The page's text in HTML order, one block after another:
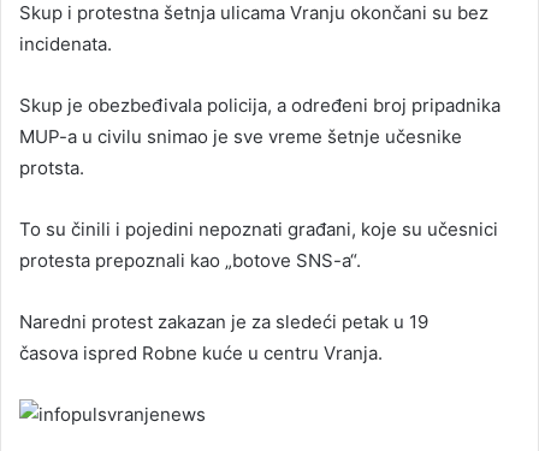
Skup i protestna šetnja ulicama Vranju okončani su bez
incidenata.
Skup je obezbeđivala policija, a određeni broj pripadnika
MUP-a u civilu snimao je sve vreme šetnje učesnike
protsta.
To su činili i pojedini nepoznati građani, koje su učesnici
protesta prepoznali kao „botove SNS-a“.
Naredni protest zakazan je za sledeći petak u 19
časova ispred Robne kuće u centru Vranja.